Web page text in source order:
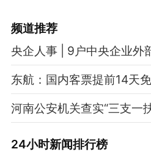
频道推荐
央企人事 | 9户中央企业外
东航：国内客票提前14天
河南公安机关查实“三支一
24小时新闻排行榜